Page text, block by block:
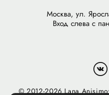
Москва, ул.
Вход слева с
© 2012-2026 Lana